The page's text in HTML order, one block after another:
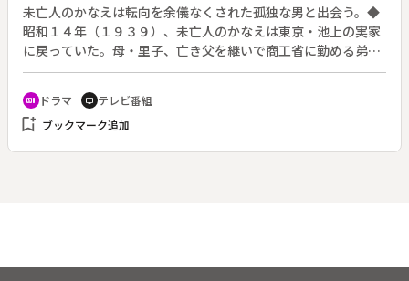
未亡人のかなえは転向を余儀なくされた孤独な男と出会う。◆
昭和１４年（１９３９）、未亡人のかなえは東京・池上の実家
に戻っていた。母・里子、亡き父を継いで商工省に勤める弟・
庄一郎、女学校に通う妹・菊江との四人暮らしだ。ある日、か
なえは浩太郎という男の捨てた原稿用紙を拾う。いとこの修造
によれば、浩太郎は元大学講師で、若者に支持されている左翼
思想家だったが、獄中で転向を宣言。彼らの信頼を失った。以
recent_actors ドラマ tv テレビ番組
bookmark_add ブックマーク追加